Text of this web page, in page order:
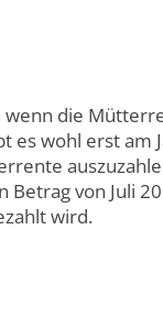
die
wohl erst am
von Juli
wird.